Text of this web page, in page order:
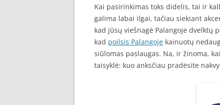
Kai pasirinkimas toks didelis, tai ir
galima labai ilgai, tačiau siekiant
kad jūsų viešnagė Palangoje
kad poilsis Palangoje kainuotų
siūlomas paslaugas. Na, ir žinoma,
taisyklė: kuo anksčiau pradėsite